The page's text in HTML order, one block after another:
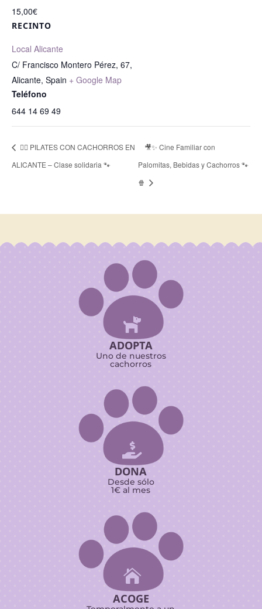
15,00€
RECINTO
Local Alicante
C/ Francisco Montero Pérez, 67,
Alicante, Spain + Google Map
Teléfono
644 14 69 49
🧘‍♀️ PILATES CON CACHORROS EN
ALICANTE – Clase solidaria 🐾
🎥✨ Cine Familiar con
Palomitas, Bebidas y Cachorros 🐾
🍿

ADOPTA
Uno de nuestros
cachorros

DONA
Desde sólo
1€ al mes

ACOGE